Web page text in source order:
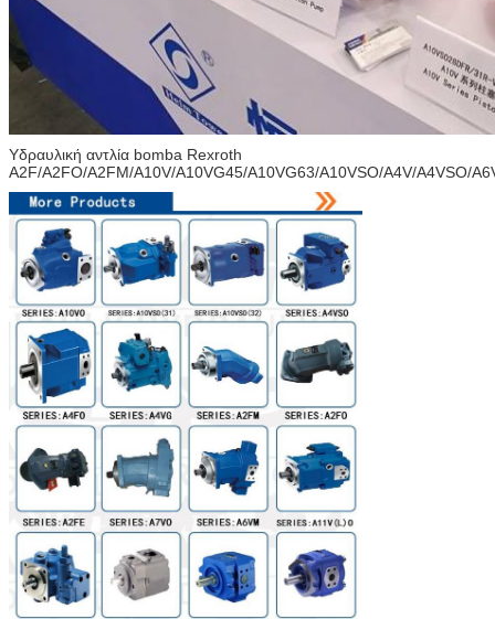
Υδραυλική αντλία bomba Rexroth
A2F/A2FO/A2FM/A10V/A10VG45/A10VG63/A10VSO/A4V/A4VSO/